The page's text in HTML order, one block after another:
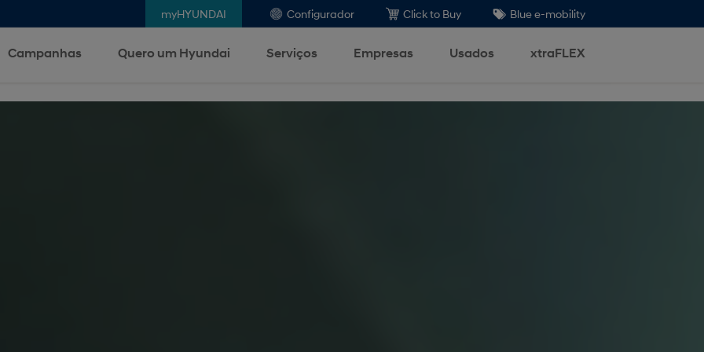
myHYUNDAI Configurador Click to Buy Blue e-mobility
Campanhas Quero um Hyundai Serviços Empresas Usados xtraFLEX